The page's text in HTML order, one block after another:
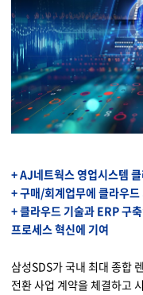
물류 소개
Cello Square
디지털 물류 서비스
인사이트
고객사례
리소스
회사정보
+ AJ네트웍스 영업시스템
+ 구매/회계업무에 클라우
+ 클라우드 기술과 ERP 구
프로세스 혁신에 기여
삼성SDS가 국내 최대 종합
전환 사업 계약을 체결하고